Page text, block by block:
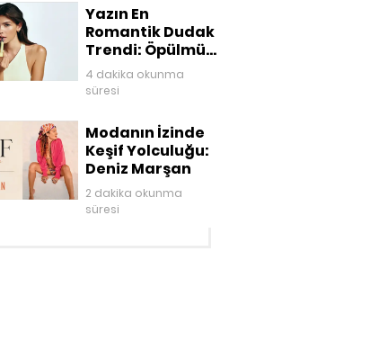
Yazın En
Romantik Dudak
Trendi: Öpülmüş
Dudaklar
4 dakika okunma
süresi
Modanın İzinde
Keşif Yolculuğu:
Deniz Marşan
2 dakika okunma
süresi